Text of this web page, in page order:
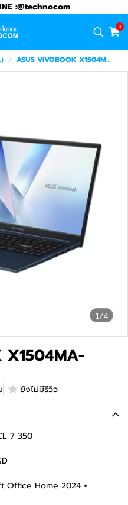
:@technocom
0
ASUS VIVOBOOK X1504MA-BQ7093WA
1/4
X1504MA-
ยังไม่มีรีวิว
7 350
Office Home 2024 +